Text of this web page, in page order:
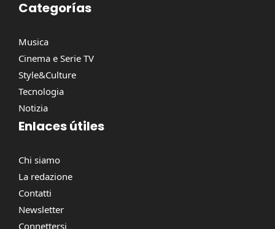
Categorías
Musica
Cinema e Serie TV
Style&Culture
Tecnologia
Notizia
Enlaces útiles
Chi siamo
La redazione
Contatti
Newsletter
Connettersi